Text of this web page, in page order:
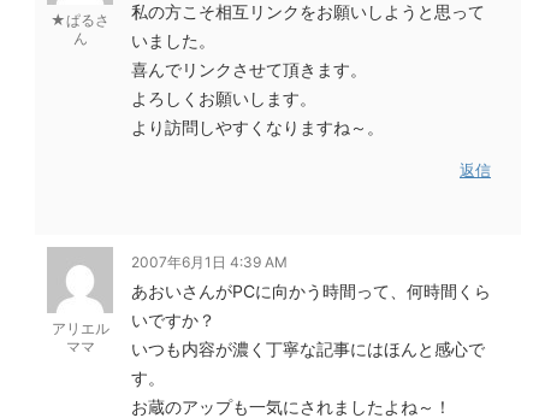
★ぱるさ
ん
私の方こそ相互リンクをお願いしようと思って
いました。
喜んでリンクさせて頂きます。
よろしくお願いします。
より訪問しやすくなりますね～。
返信
アリエル
ママ
2007年6月1日 4:39 AM
あおいさんがPCに向かう時間って、何時間くら
いですか？
いつも内容が濃く丁寧な記事にはほんと感心で
す。
お蔵のアップも一気にされましたよね～！